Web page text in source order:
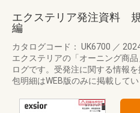
エクステリア発注資料
編
カタログコード： UK6700 ／
エクステリアの「オーニング商
ログです。受発注に関する情報
包明細はWEB版のみに掲載してい